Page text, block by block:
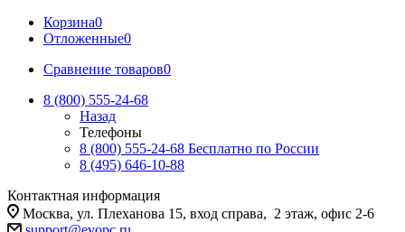
Корзина0
Отложенные0
Сравнение товаров0
8 (800) 555-24-68
Назад
Телефоны
8 (800) 555-24-68 Бесплатно по России
8 (495) 646-10-88
Контактная информация
Москва, ул. Плеханова 15, вход справа, 2 этаж, офис 2-6